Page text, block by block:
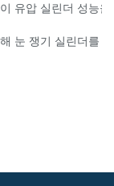
유압 실린더 성능
위한 주요 기능
눈 쟁기 실린더를